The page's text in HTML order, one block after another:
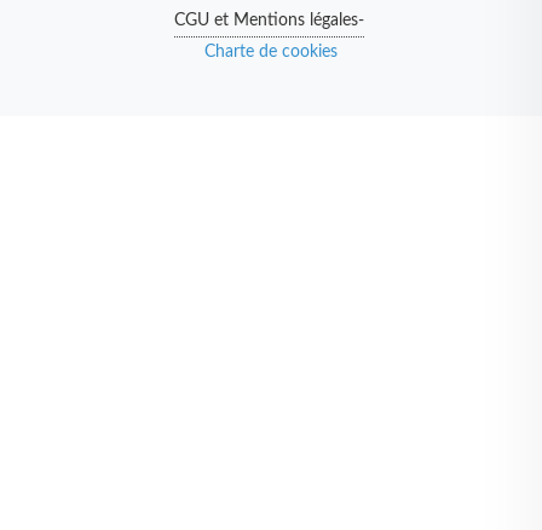
CGU et Mentions légales-
Charte de cookies